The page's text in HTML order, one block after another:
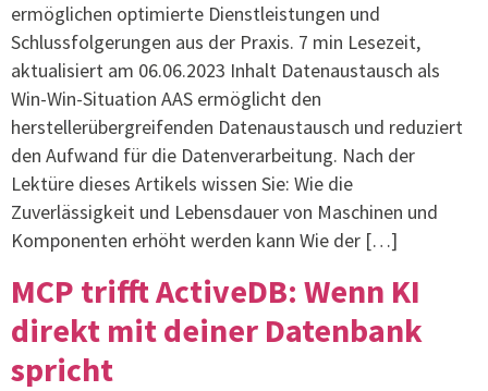
ermöglichen optimierte Dienstleistungen und
Schlussfolgerungen aus der Praxis. 7 min Lesezeit,
aktualisiert am 06.06.2023 Inhalt Datenaustausch als
Win-Win-Situation AAS ermöglicht den
herstellerübergreifenden Datenaustausch und reduziert
den Aufwand für die Datenverarbeitung. Nach der
Lektüre dieses Artikels wissen Sie: Wie die
Zuverlässigkeit und Lebensdauer von Maschinen und
Komponenten erhöht werden kann Wie der […]
MCP trifft ActiveDB: Wenn KI
direkt mit deiner Datenbank
spricht